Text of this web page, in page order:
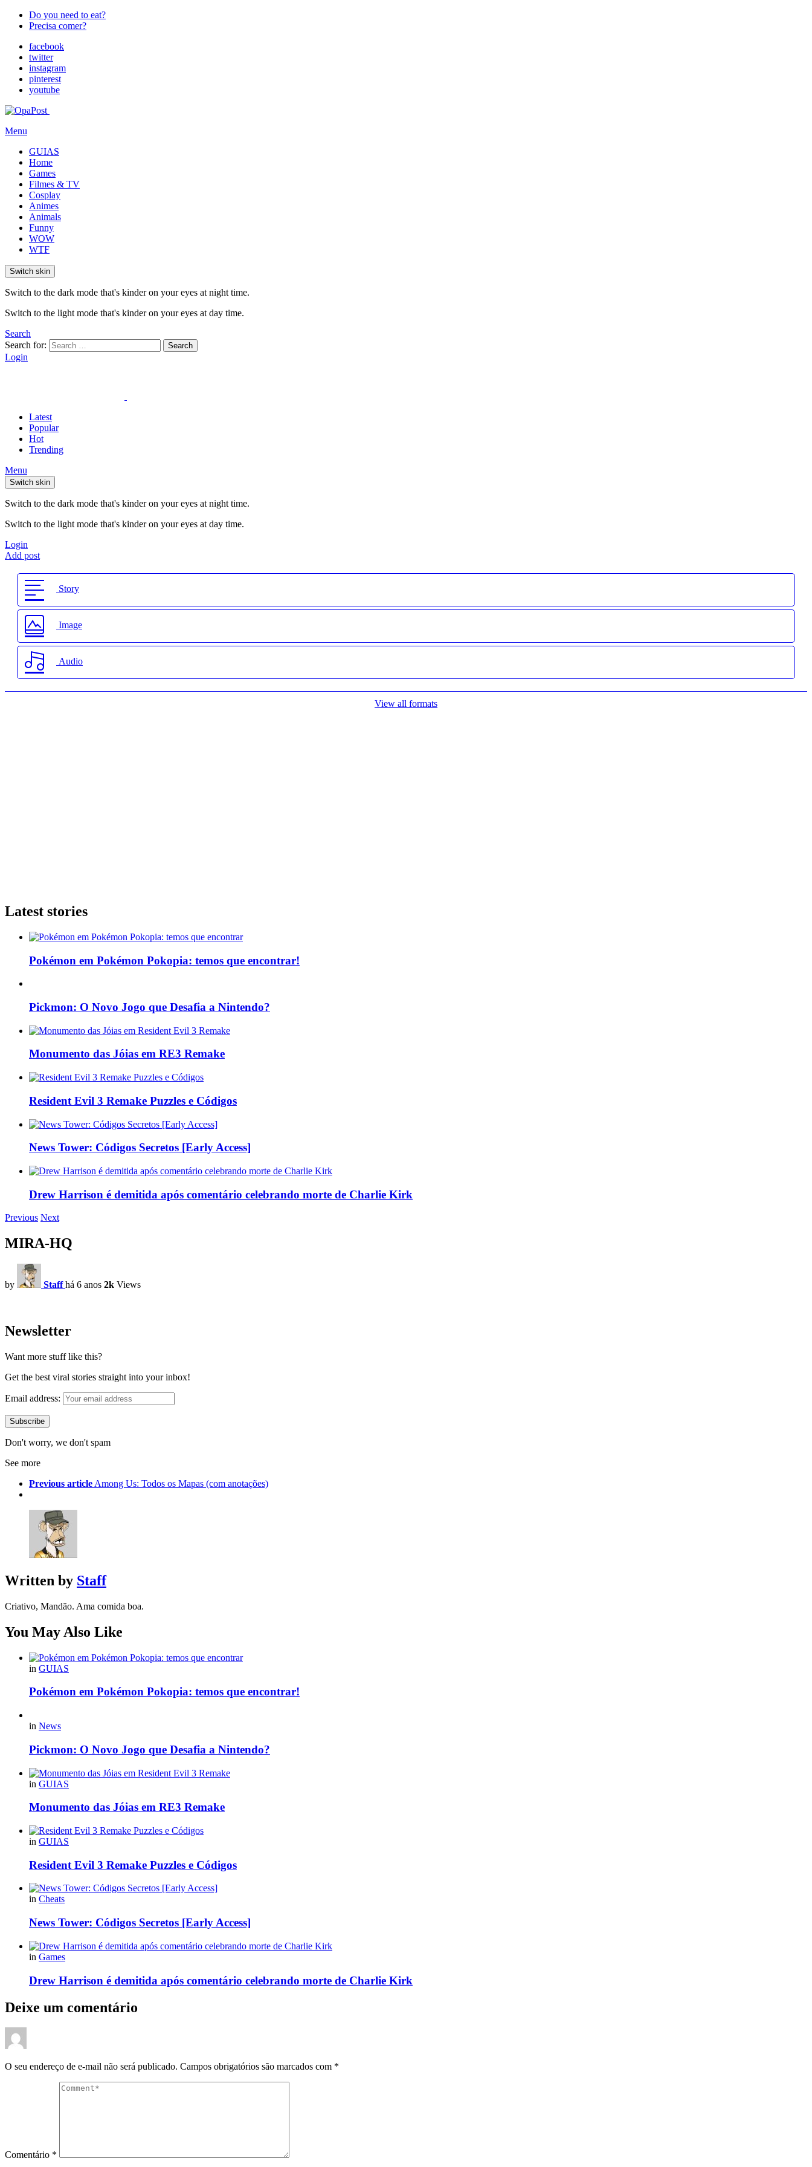
Do you need to eat?
Precisa comer?
facebook
twitter
instagram
pinterest
youtube
Menu
GUIAS
Home
Games
Filmes & TV
Cosplay
Animes
Animals
Funny
WOW
WTF
Switch skin
Switch to the dark mode that's kinder on your eyes at night time.
Switch to the light mode that's kinder on your eyes at day time.
Search
Search for:
Search
Login
Latest
Popular
Hot
Trending
Menu
Switch skin
Switch to the dark mode that's kinder on your eyes at night time.
Switch to the light mode that's kinder on your eyes at day time.
Login
Add post
Story
Image
Audio
View all formats
Latest stories
Pokémon em Pokémon Pokopia: temos que encontrar!
Pickmon: O Novo Jogo que Desafia a Nintendo?
Monumento das Jóias em RE3 Remake
Resident Evil 3 Remake Puzzles e Códigos
News Tower: Códigos Secretos [Early Access]
Drew Harrison é demitida após comentário celebrando morte de Charlie Kirk
Previous Next
MIRA-HQ
by Staff há 6 anos 2k Views
Newsletter
Want more stuff like this?
Get the best viral stories straight into your inbox!
Email address:
Don't worry, we don't spam
See more
Previous article Among Us: Todos os Mapas (com anotações)
Written by Staff
Criativo, Mandão. Ama comida boa.
You May Also Like
in GUIAS
Pokémon em Pokémon Pokopia: temos que encontrar!
in News
Pickmon: O Novo Jogo que Desafia a Nintendo?
in GUIAS
Monumento das Jóias em RE3 Remake
in GUIAS
Resident Evil 3 Remake Puzzles e Códigos
in Cheats
News Tower: Códigos Secretos [Early Access]
in Games
Drew Harrison é demitida após comentário celebrando morte de Charlie Kirk
Deixe um comentário
O seu endereço de e-mail não será publicado. Campos obrigatórios são marcados com *
Comentário *